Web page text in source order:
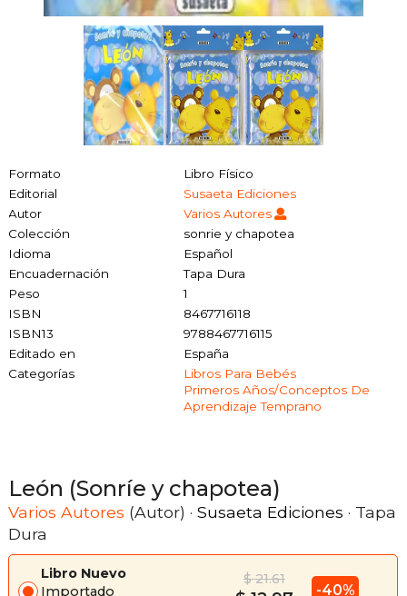
Formato
Libro Físico
Editorial
Susaeta Ediciones
Autor
Varios Autores
Colección
sonrie y chapotea
Idioma
Español
Encuadernación
Tapa Dura
Peso
1
ISBN
8467716118
ISBN13
9788467716115
Editado en
España
Categorías
Libros Para Bebés
Primeros Años/conceptos De
Aprendizaje Temprano
León (Sonríe y chapotea)
Varios Autores (Autor) · Susaeta Ediciones · Tapa
Dura
Libro Nuevo
Importado
$ 21.61
-40%